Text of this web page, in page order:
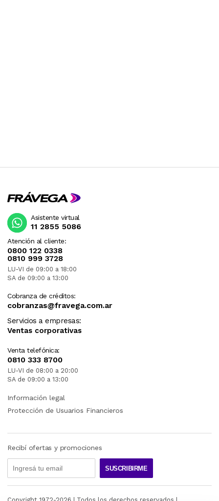
Atención al cliente:
0800 122 0338
0810 999 3728
LU-VI de 09:00 a 18:00
SA de 09:00 a 13:00
Cobranza de créditos:
cobranzas@fravega.com.ar
Servicios a empresas:
Ventas corporativas
Venta telefónica:
0810 333 8700
LU-VI de 08:00 a 20:00
SA de 09:00 a 13:00
Asistente virtual
11 2855 5086
Información legal
Protección de Usuarios Financieros
Recibí ofertas y promociones
SUSCRIBIRME